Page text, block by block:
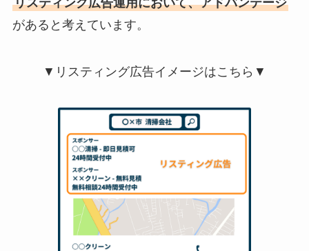
リスティング広告運用において、アドバンテージ
があると考えています。
▼リスティング広告イメージはこちら▼